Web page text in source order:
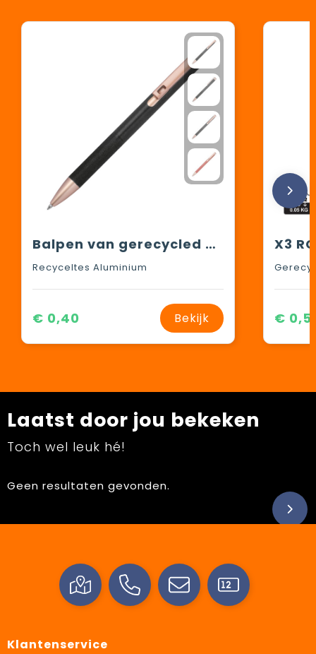
Balpen van gerecycled aluminium
Recyceltes Aluminium
€ 0,40 Bekijk €
Laatst door jou bekeken
Toch wel leuk hé!
Geen resultaten gevonden.
Klantenservice